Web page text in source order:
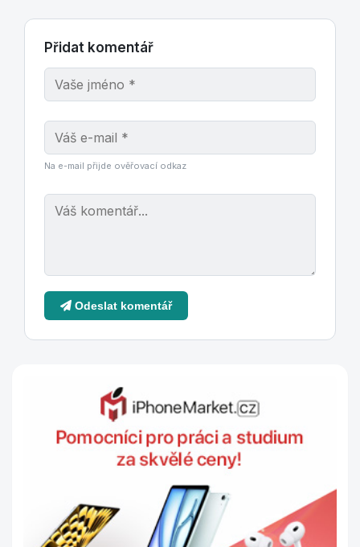
Přidat komentář
Na e-mail přijde ověřovací odkaz
Odeslat komentář